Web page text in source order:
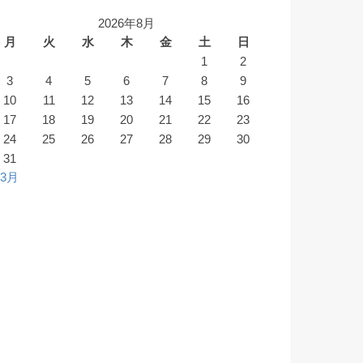
2026年8月
月
火 水 木 金 土
日
1
2
3
4 5 6 7 8
9
10
11 12 13 14 15
16
17
18 19 20 21 22
23
24
25 26 27 28 29
30
31
月